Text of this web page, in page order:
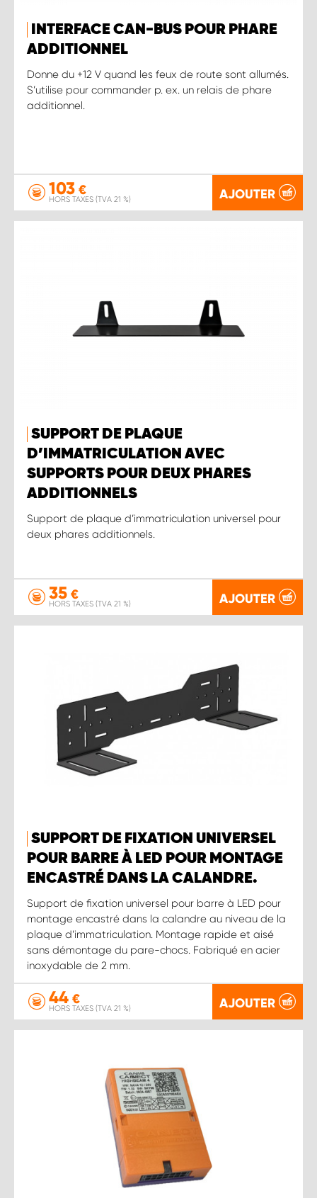
INTERFACE CAN-BUS POUR PHARE
ADDITIONNEL
Donne du +12 V quand les feux de route sont allumés.
S’utilise pour commander p. ex. un relais de phare
additionnel.
103 €
HORS TAXES (TVA 21 %) AJOUTER
SUPPORT DE PLAQUE
D’IMMATRICULATION AVEC
SUPPORTS POUR DEUX PHARES
ADDITIONNELS
Support de plaque d’immatriculation universel pour
deux phares additionnels.
35 €
HORS TAXES (TVA 21 %) AJOUTER
SUPPORT DE FIXATION UNIVERSEL
POUR BARRE À LED POUR MONTAGE
ENCASTRÉ DANS LA CALANDRE.
Support de fixation universel pour barre à LED pour
montage encastré dans la calandre au niveau de la
plaque d’immatriculation. Montage rapide et aisé
sans démontage du pare-chocs. Fabriqué en acier
inoxydable de 2 mm.
44 €
HORS TAXES (TVA 21 %) AJOUTER